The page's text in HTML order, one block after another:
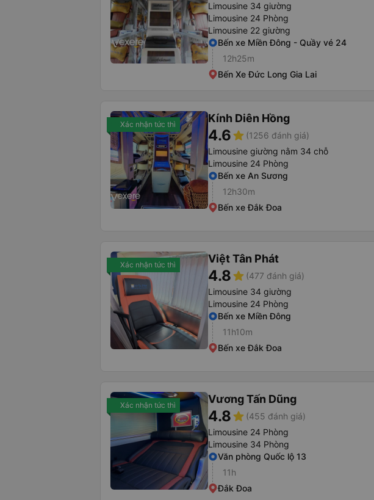
Limousine 34 giường
Limousine 24 Phòng
Limousine 22 giường
Bến xe Miền Đông - Quầy vé 24
12h25m
Bến Xe Đức Long Gia Lai
Xác nhận tức thì Kính Diên Hồng
4.6star (1256 đánh giá)
Limousine giường nằm 34 chỗ
Limousine 24 Phòng
Bến xe An Sương
12h30m
Bến xe Đắk Đoa
Xác nhận tức thì Việt Tân Phát
4.8star (477 đánh giá)
Limousine 34 giường
Limousine 24 Phòng
Bến xe Miền Đông
11h10m
Bến xe Đắk Đoa
Xác nhận tức thì Vương Tấn Dũng
4.8star (455 đánh giá)
Limousine 24 Phòng
Limousine 34 Phòng
Văn phòng Quốc lộ 13
11h
Đắk Đoa